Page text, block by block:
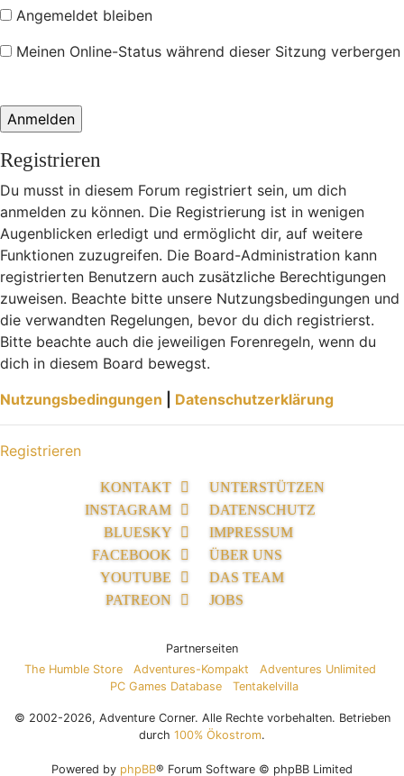
Angemeldet bleiben
Meinen Online-Status während dieser Sitzung verbergen
Registrieren
Du musst in diesem Forum registriert sein, um dich
anmelden zu können. Die Registrierung ist in wenigen
Augenblicken erledigt und ermöglicht dir, auf weitere
Funktionen zuzugreifen. Die Board-Administration kann
registrierten Benutzern auch zusätzliche Berechtigungen
zuweisen. Beachte bitte unsere Nutzungsbedingungen und
die verwandten Regelungen, bevor du dich registrierst.
Bitte beachte auch die jeweiligen Forenregeln, wenn du
dich in diesem Board bewegst.
Nutzungsbedingungen
Datenschutzerklärung
Registrieren
KONTAKT
INSTAGRAM
BLUESKY
FACEBOOK
YOUTUBE
PATREON
UNTERSTÜTZEN
DATENSCHUTZ
IMPRESSUM
ÜBER UNS
DAS TEAM
JOBS
Partnerseiten
The Humble Store
Adventures-Kompakt
Adventures Unlimited
PC Games Database
Tentakelvilla
© 2002-2026, Adventure Corner. Alle Rechte vorbehalten. Betrieben
durch 100% Ökostrom.
Powered by phpBB® Forum Software © phpBB Limited